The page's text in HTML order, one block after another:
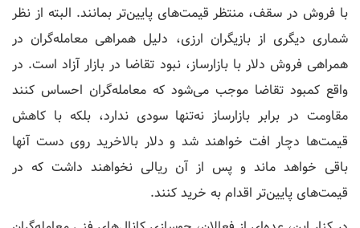
با فروش در سقف، منتظر قیمت‌های پایین‌تر بمانند. البته از نظر
شماری دیگری از بازیگران ارزی، دلیل همراهی معامله‌گران در
همراهی فروش دلار با بازارساز، نبود تقاضا در بازار آزاد است. در
واقع کمبود تقاضا موجب می‌شود که معامله‌گران احساس کنند
مقاومت در برابر بازارساز نه‌تنها سودی ندارد، بلکه با کاهش
قیمت‌ها دچار افت خواهند شد و دلار بالاخرید روی دست آنها
باقی خواهد ماند و پس از آن ریالی نخواهند داشت که در
قیمت‌های پایین‌تر اقدام به خرید کنند.